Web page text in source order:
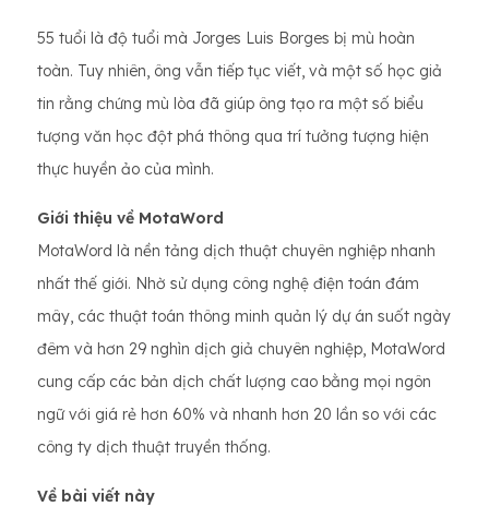
55 tuổi là độ tuổi mà Jorges Luis Borges bị mù hoàn
toàn. Tuy nhiên, ông vẫn tiếp tục viết, và một số học giả
tin rằng chứng mù lòa đã giúp ông tạo ra một số biểu
tượng văn học đột phá thông qua trí tưởng tượng hiện
thực huyền ảo của mình.
Giới thiệu về MotaWord
MotaWord là nền tảng dịch thuật chuyên nghiệp nhanh
nhất thế giới. Nhờ sử dụng công nghệ điện toán đám
mây, các thuật toán thông minh quản lý dự án suốt ngày
đêm và hơn 29 nghìn dịch giả chuyên nghiệp, MotaWord
cung cấp các bản dịch chất lượng cao bằng mọi ngôn
ngữ với giá rẻ hơn 60% và nhanh hơn 20 lần so với các
công ty dịch thuật truyền thống.
Về bài viết này